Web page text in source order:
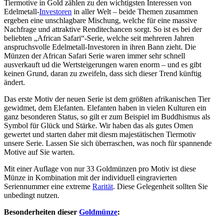
Tiermotive in Gold zählen zu den wichtigsten Interessen von
Edelmetall-Investoren in aller Welt – beide Themen zusammen
ergeben eine unschlagbare Mischung, welche für eine massive
Nachfrage und attraktive Renditechancen sorgt. So ist es bei der
beliebten „African Safari“-Serie, welche seit mehreren Jahren
anspruchsvolle Edelmetall-Investoren in ihren Bann zieht. Die
Münzen der African Safari Serie waren immer sehr schnell
ausverkauft ud die Wertsteigerungen waren enorm – und es gibt
keinen Grund, daran zu zweifeln, dass sich dieser Trend künftig
ändert.
Das erste Motiv der neuen Serie ist dem größten afrikanischen Tier
gewidmet, dem Elefanten. Elefanten haben in vielen Kulturen ein
ganz besonderen Status, so gilt er zum Beispiel im Buddhismus als
Symbol für Glück und Stärke. Wir haben das als gutes Omen
gewertet und starten daher mit diesm majestätischen Tiermotiv
unsere Serie. Lassen Sie sich überraschen, was noch für spannende
Motive auf Sie warten.
Mit einer Auflage von nur 33 Goldmünzen pro Motiv ist diese
Münze in Kombination mit der individuell eingravierten
Seriennummer eine extreme Rarität. Diese Gelegenheit sollten Sie
unbedingt nutzen.
Besonderheiten dieser Goldmünze: